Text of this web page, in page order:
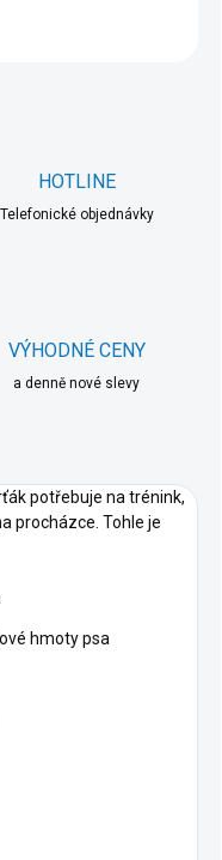
HOTLINE
Telefonické objednávky
VÝHODNÉ CENY
a denně nové slevy
potřebuje na trénink,
procházce. Tohle je
hmoty psa